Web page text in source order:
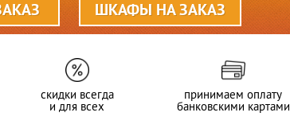
ШКАФЫ НА ЗАКАЗ
скидки всегда
и для всех
принимаем оплату
банковскими картами